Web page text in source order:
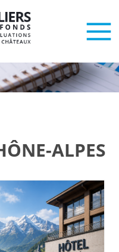
ALPES